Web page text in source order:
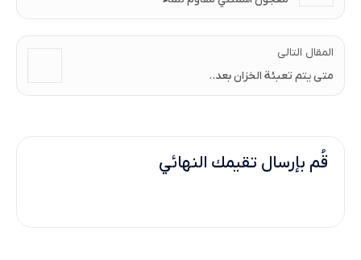
المقال التالى
متى يتم تعبئة الخزان بعد..
قُم بإرسال تقيمك النهائي